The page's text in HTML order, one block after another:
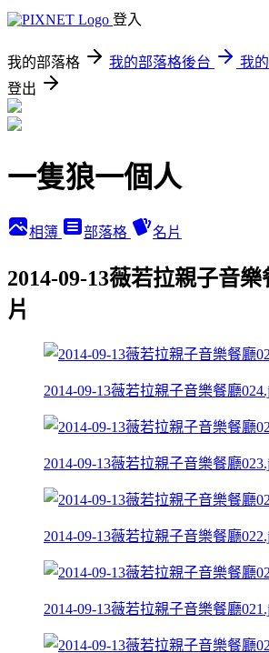
登入
我的部落格 我的部落格後台
我
登出
一隻狼一個人
相簿 部落格 名片
2014-09-13薇若拉親子音
片
2014-09-13薇若拉親子音樂餐廳
2014-09-13薇若拉親子音樂餐廳
2014-09-13薇若拉親子音樂餐廳
2014-09-13薇若拉親子音樂餐廳